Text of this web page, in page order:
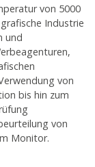
von 5000
Industrie
und
von
bis hin zum
von
Monitor.